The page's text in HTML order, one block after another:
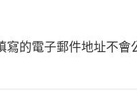
寫的電子郵件地址不會